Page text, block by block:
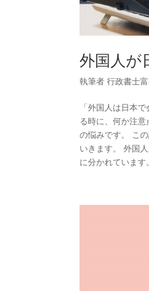
外国人が
執筆者行政書士
「外国人は日本
る時に、何か注
の悩みです。 こ
いきます。 外国
に分かれています